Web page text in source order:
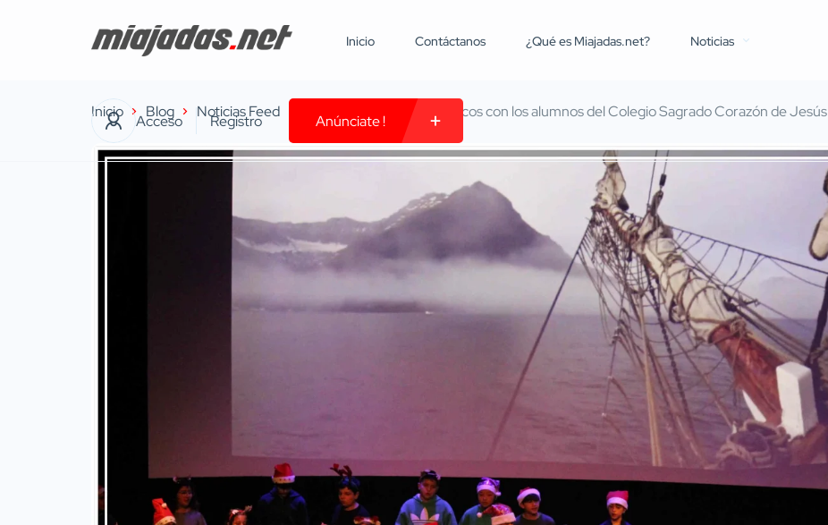
Inicio Contáctanos ¿Qué es Miajadas.net? Noticias
Acceso Registro Anúnciate !
Inicio Blog Noticias Feed Un viaje musical de villancicos con los alumnos del Colegio Sagrado Corazón de Jesús